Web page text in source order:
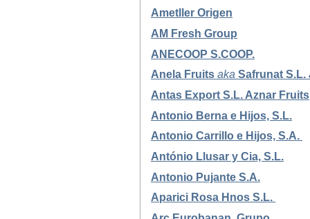
Ametller Origen
AM Fresh Group
ANECOOP S.COOP.
Anela Fruits aka Safrunat S.L.
Antas Export S.L. Aznar Fruits
Antonio Berna e Hijos, S.L.
Antonio Carrillo e Hijos, S.A.
António Llusar y Cia, S.L.
Antonio Pujante S.A.
Aparici Rosa Hnos S.L.